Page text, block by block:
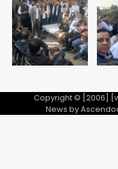
Copyright © [2006]
News by